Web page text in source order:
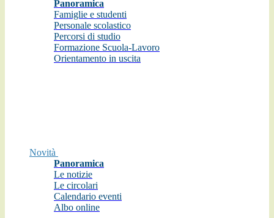
Panoramica
Famiglie e studenti
Personale scolastico
Percorsi di studio
Formazione Scuola-Lavoro
Orientamento in uscita
Novità
Panoramica
Le notizie
Le circolari
Calendario eventi
Albo online